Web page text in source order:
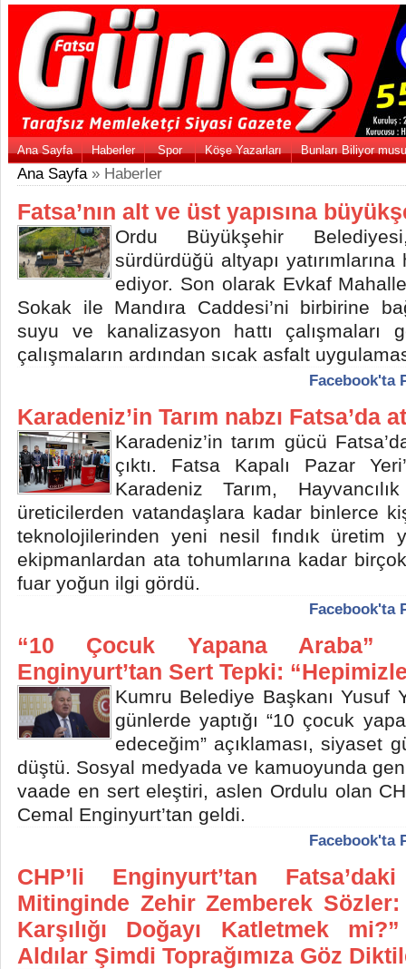
Ana Sayfa Haberler Spor Köşe Yazarları Bunları Biliyor
Ana Sayfa» Haberler
Fatsa’nın alt ve üst yapısına
Ordu Büyükşehir
sürdürdüğü altyapı
ediyor. Son olarak Evkaf
Sokak ile Mandıra Caddesi’ni birbirine
suyu ve kanalizasyon hattı çalışmaları
çalışmaların ardından sıcak asfalt
Facebook'ta
Karadeniz’in Tarım nabzı Fatsa’da
Karadeniz’in tarım gücü
çıktı. Fatsa Kapalı Pazar
Karadeniz Tarım,
üreticilerden vatandaşlara kadar binlerce
teknolojilerinden yeni nesil fındık üretim
ekipmanlardan ata tohumlarına kadar
fuar yoğun ilgi gördü.
Facebook'ta
“10 Çocuk Yapana Araba”
Enginyurt’tan Sert Tepki:
Kumru Belediye Başkanı Yusuf
günlerde yaptığı “10 çocuk
edeceğim” açıklaması, siyaset
düştü. Sosyal medyada ve kamuoyunda
vaade en sert eleştiri, aslen Ordulu olan
Cemal Enginyurt’tan geldi.
Facebook'ta
CHP’li Enginyurt’tan
Mitinginde Zehir Zemberek
Karşılığı Doğayı Katletmek
Aldılar Şimdi Toprağımıza Göz